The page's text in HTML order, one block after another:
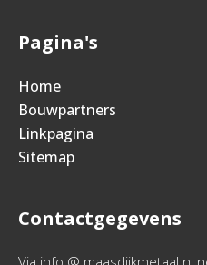
Pagina's
Home
Bouwpartners
Linkpagina
Sitemap
Contactgegevens
Via info @ maasdijkmetaal.nl